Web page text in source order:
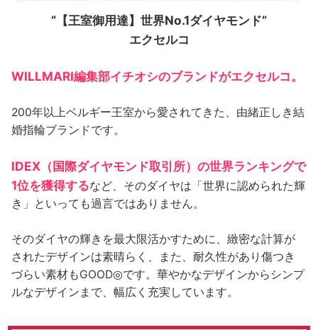
“【王室御用達】世界No.1ダイヤモンド”
エクセルコ
WILLMARI編集部イチオシのブランドがエクセルコ。
200年以上ベルギー王室から愛されてきた、由緒正しき結
婚指輪ブランドです。
IDEX（国際ダイヤモンド取引所）の世界ランキングで
1位を獲得するなど、そのダイヤは「世界に認められた輝
き」といっても過言ではありません。
そのダイヤの輝きを最大限活かすために、緻密な計算が
されたデザインは素晴らく、また、耐久性があり傷つき
づらい素材もGOOD◎です。華やかなデザインからシンプ
ルなデザインまで、幅広く充実しています。